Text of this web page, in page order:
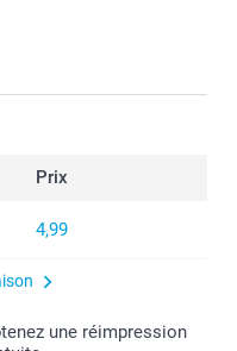
Prix
4,99
une réimpression